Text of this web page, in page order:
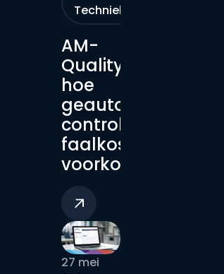
AM-
Quality:
hoe
controle
faalkosten
voorkomt
Technieken
27 mei